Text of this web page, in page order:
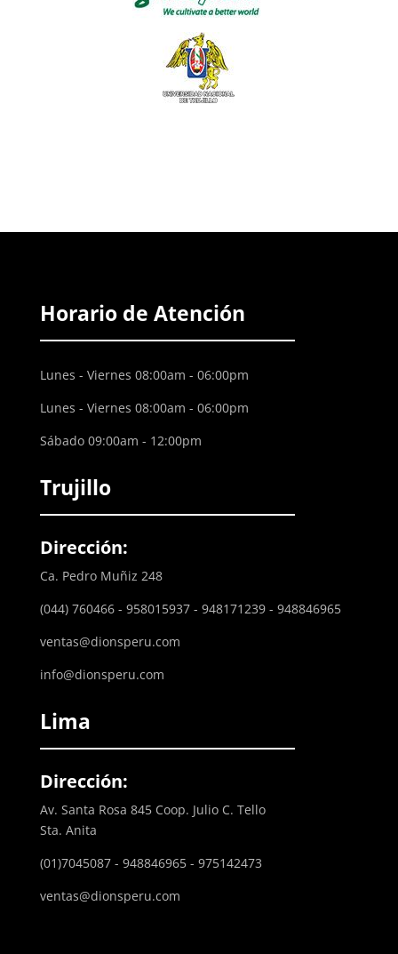
Horario de Atención
Lunes - Viernes 08:00am - 06:00pm
Lunes - Viernes 08:00am - 06:00pm
Sábado 09:00am - 12:00pm
Trujillo
Dirección:
Ca. Pedro Muñiz 248
(044) 760466 - 958015937 - 948171239 - 948846965
ventas@dionsperu.com
info@dionsperu.com
Lima
Dirección:
Av. Santa Rosa 845 Coop. Julio C. Tello
Sta. Anita
(01)7045087 - 948846965 - 975142473
ventas@dionsperu.com